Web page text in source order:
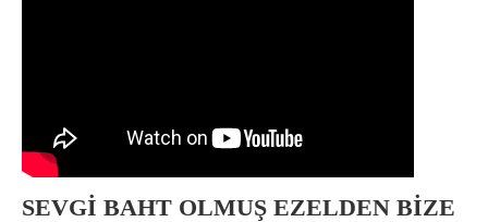
SEVGİ BAHT OLMUŞ EZELDEN BİZE